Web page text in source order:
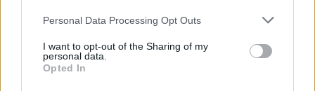
This information may also be disclosed by us to third parties
disclose it to other third parties.
Please note that this website/app uses one or more Google
Personal Data Processing Opt Outs
I want to opt-out of the Sharing of my
personal data.
Opted In